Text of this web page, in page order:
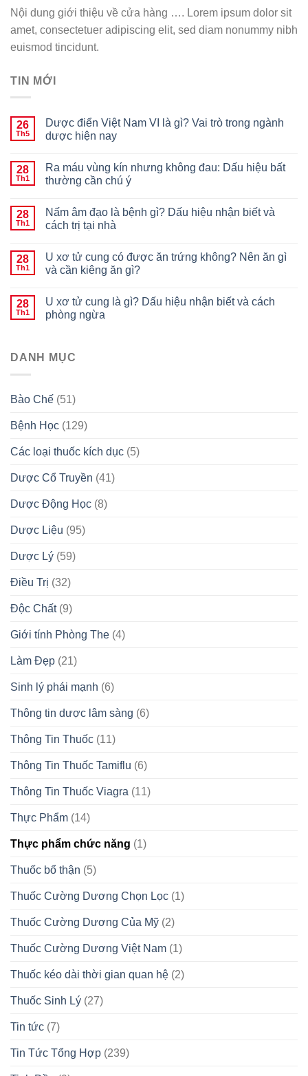
Nội dung giới thiệu về cửa hàng …. Lorem ipsum dolor sit
amet, consectetuer adipiscing elit, sed diam nonummy nibh
euismod tincidunt.
TIN MỚI
26
Th5
Dược điển Việt Nam VI là gì? Vai trò trong ngành
dược hiện nay
28
Th1
Ra máu vùng kín nhưng không đau: Dấu hiệu bất
thường cần chú ý
28
Th1
Nấm âm đạo là bệnh gì? Dấu hiệu nhận biết và
cách trị tại nhà
28
Th1
U xơ tử cung có được ăn trứng không? Nên ăn gì
và cần kiêng ăn gì?
28
Th1
U xơ tử cung là gì? Dấu hiệu nhận biết và cách
phòng ngừa
DANH MỤC
Bào Chế (51)
Bệnh Học (129)
Các loại thuốc kích dục (5)
Dược Cổ Truyền (41)
Dược Động Học (8)
Dược Liệu (95)
Dược Lý (59)
Điều Trị (32)
Độc Chất(9)
Giới tính Phòng The (4)
Làm Đẹp (21)
Sinh lý phái mạnh (6)
Thông tin dược lâm sàng (6)
Thông Tin Thuốc (11)
Thông Tin Thuốc Tamiflu (6)
Thông Tin Thuốc Viagra (11)
Thực Phẩm (14)
Thực phẩm chức năng (1)
Thuốc bổ thận (5)
Thuốc Cường Dương Chọn Lọc (1)
Thuốc Cường Dương Của Mỹ (2)
Thuốc Cường Dương Việt Nam (1)
Thuốc kéo dài thời gian quan hệ (2)
Thuốc Sinh Lý (27)
Tin tức (7)
Tin Tức Tổng Hợp (239)